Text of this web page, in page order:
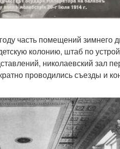
часть помещений зимнего
колонию, штаб по
николаевский зал
проводились съезды и